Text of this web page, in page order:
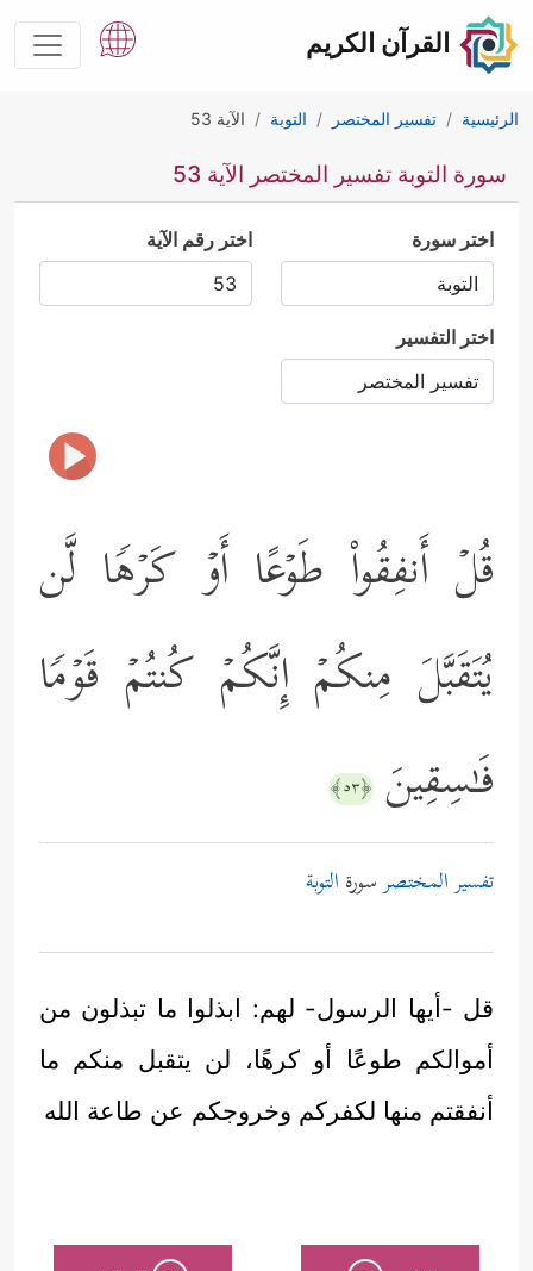
القرآن الكريم
الرئيسية تفسير المختصر التوبة الآية 53
سورة التوبة تفسير المختصر الآية 53
اختر سورة اختر رقم الآية
اختر التفسير
قُلۡ أَنفِقُواْ طَوۡعًا أَوۡ كَرۡهࣰا لَّن
یُتَقَبَّلَ مِنكُمۡ إِنَّكُمۡ كُنتُمۡ قَوۡمࣰا
فَـٰسِقِینَ ﴿٥٣﴾
تفسير المختصرسورة التوبة
قل -أيها الرسول- لهم: ابذلوا ما تبذلون من
أموالكم طوعًا أو كرهًا، لن يتقبل منكم ما
أنفقتم منها لكفركم وخروجكم عن طاعة الله